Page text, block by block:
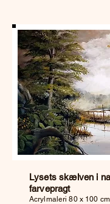
Lysets skælven i
farvepragt
Acrylmaleri 80 x 100 cm